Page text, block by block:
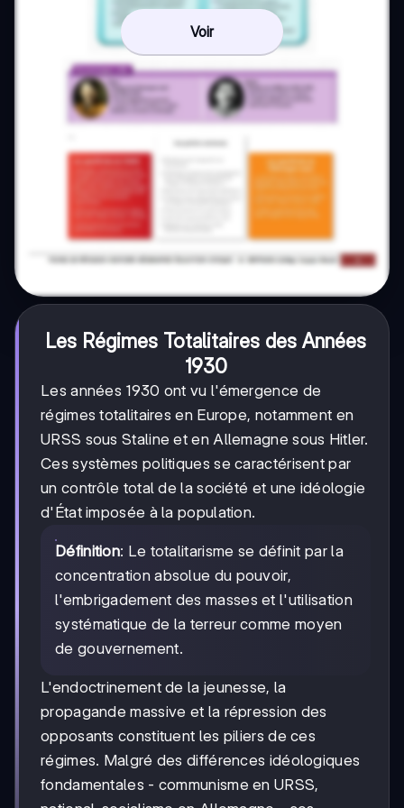
Voir
Les Régimes Totalitaires des Années
1930
Les années 1930 ont vu l'émergence de
régimes totalitaires en Europe, notamment en
URSS sous Staline et en Allemagne sous Hitler.
Ces systèmes politiques se caractérisent par
un contrôle total de la société et une idéologie
d'État imposée à la population.
Définition: Le totalitarisme se définit par la
concentration absolue du pouvoir,
l'embrigadement des masses et l'utilisation
systématique de la terreur comme moyen
de gouvernement.
L'endoctrinement de la jeunesse, la
propagande massive et la répression des
opposants constituent les piliers de ces
régimes. Malgré des différences idéologiques
fondamentales - communisme en URSS,